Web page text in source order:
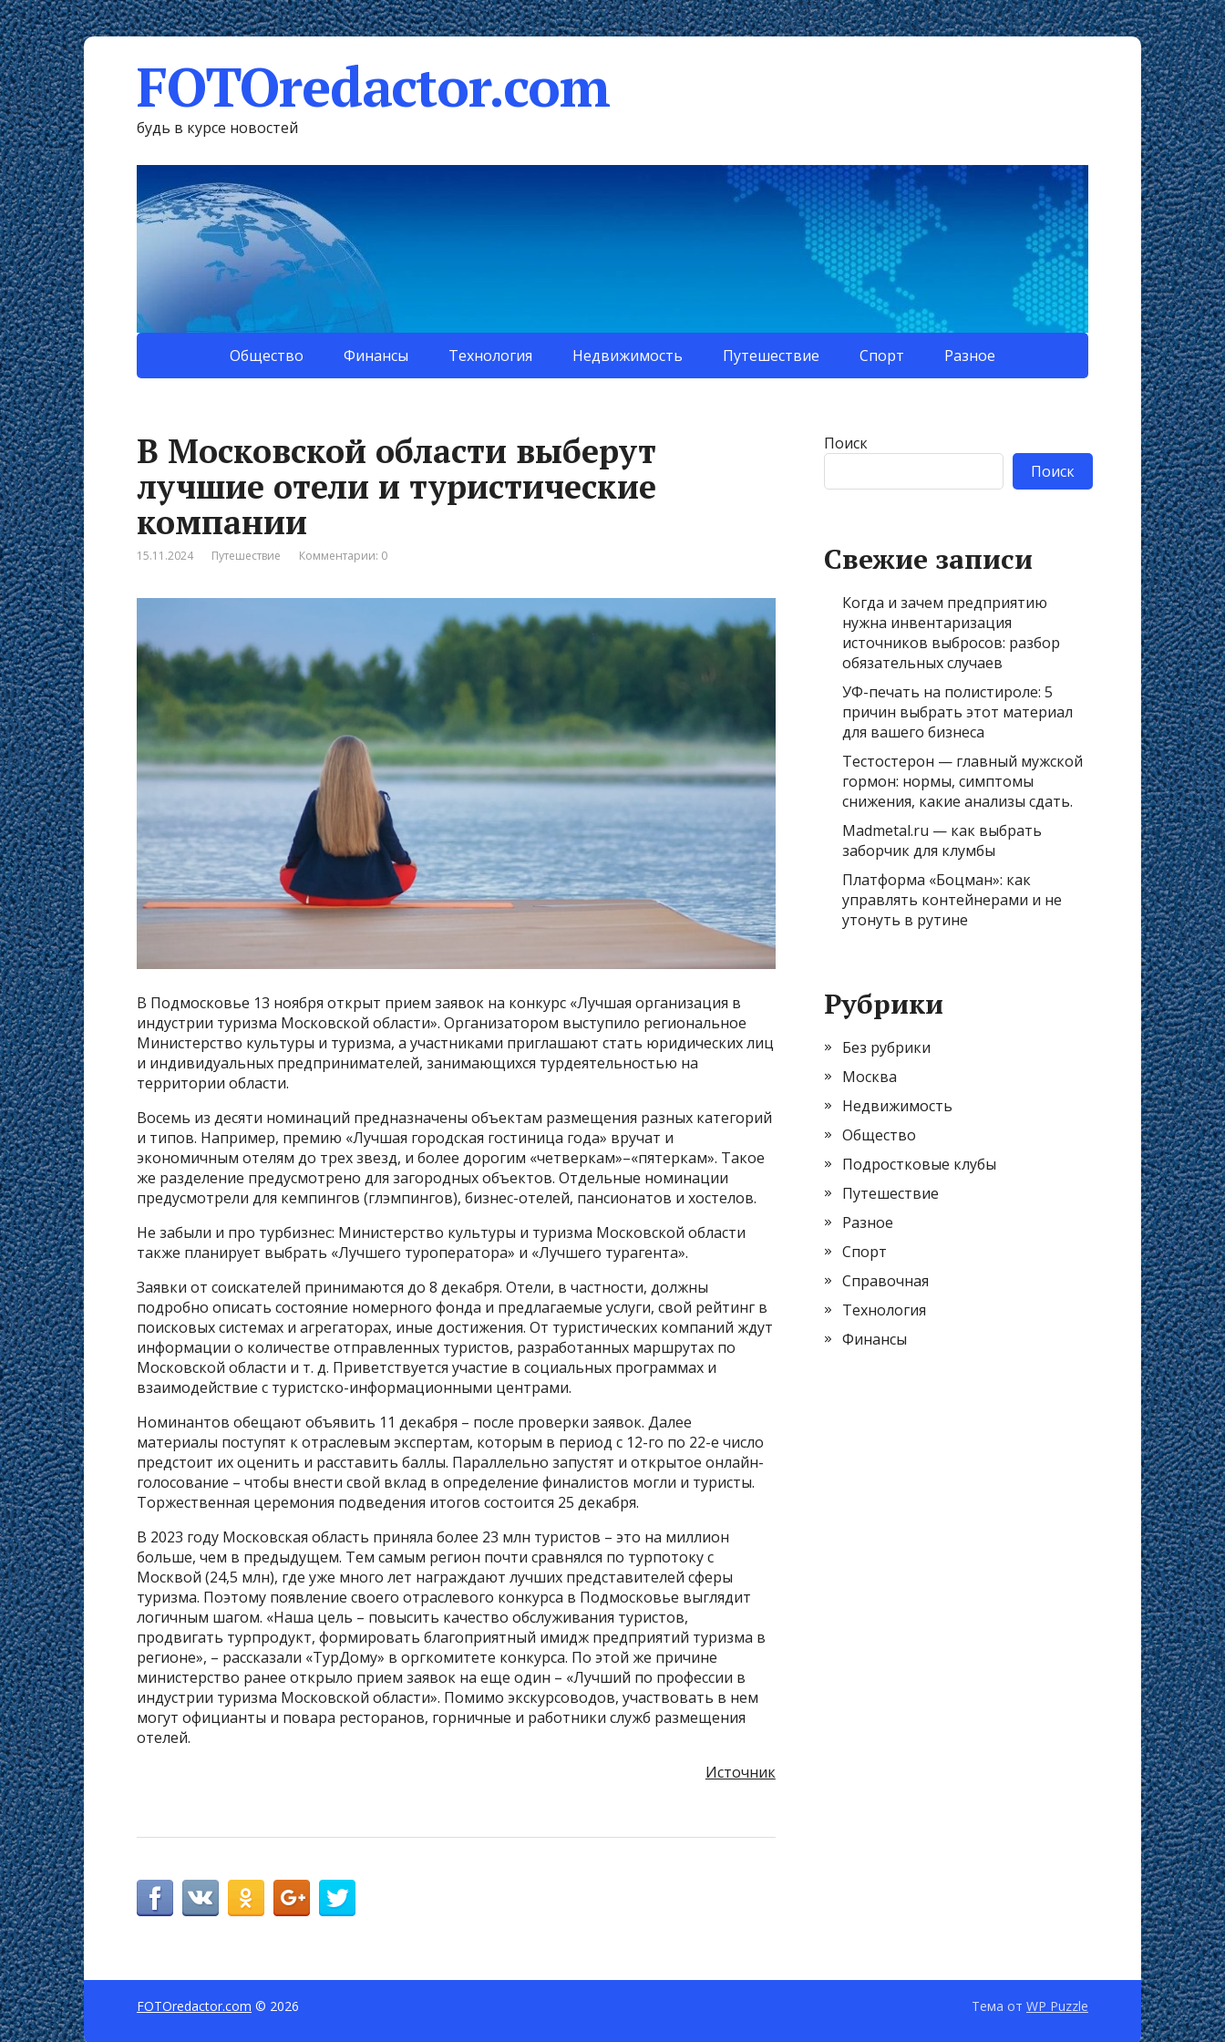
FOTOredactor.com
будь в курсе новостей
Общество Финансы Технология Недвижимость Путешествие Спорт Разное
В Московской области выберут
лучшие отели и туристические
компании
15.11.2024 Путешествие Комментарии: 0
В Подмосковье 13 ноября открыт прием заявок на конкурс «Лучшая организация в
индустрии туризма Московской области». Организатором выступило региональное
Министерство культуры и туризма, а участниками приглашают стать юридических лиц
и индивидуальных предпринимателей, занимающихся турдеятельностью на
территории области.
Восемь из десяти номинаций предназначены объектам размещения разных категорий
и типов. Например, премию «Лучшая городская гостиница года» вручат и
экономичным отелям до трех звезд, и более дорогим «четверкам»–«пятеркам». Такое
же разделение предусмотрено для загородных объектов. Отдельные номинации
предусмотрели для кемпингов (глэмпингов), бизнес-отелей, пансионатов и хостелов.
Не забыли и про турбизнес: Министерство культуры и туризма Московской области
также планирует выбрать «Лучшего туроператора» и «Лучшего турагента».
Заявки от соискателей принимаются до 8 декабря. Отели, в частности, должны
подробно описать состояние номерного фонда и предлагаемые услуги, свой рейтинг в
поисковых системах и агрегаторах, иные достижения. От туристических компаний ждут
информации о количестве отправленных туристов, разработанных маршрутах по
Московской области и т. д. Приветствуется участие в социальных программах и
взаимодействие с туристско-информационными центрами.
Номинантов обещают объявить 11 декабря – после проверки заявок. Далее
материалы поступят к отраслевым экспертам, которым в период с 12-го по 22-е число
предстоит их оценить и расставить баллы. Параллельно запустят и открытое онлайн-
голосование – чтобы внести свой вклад в определение финалистов могли и туристы.
Торжественная церемония подведения итогов состоится 25 декабря.
В 2023 году Московская область приняла более 23 млн туристов – это на миллион
больше, чем в предыдущем. Тем самым регион почти сравнялся по турпотоку с
Москвой (24,5 млн), где уже много лет награждают лучших представителей сферы
туризма. Поэтому появление своего отраслевого конкурса в Подмосковье выглядит
логичным шагом. «Наша цель – повысить качество обслуживания туристов,
продвигать турпродукт, формировать благоприятный имидж предприятий туризма в
регионе», – рассказали «ТурДому» в оргкомитете конкурса. По этой же причине
министерство ранее открыло прием заявок на еще один – «Лучший по профессии в
индустрии туризма Московской области». Помимо экскурсоводов, участвовать в нем
могут официанты и повара ресторанов, горничные и работники служб размещения
отелей.
Источник
Поиск
Поиск
Свежие записи
Когда и зачем предприятию
нужна инвентаризация
источников выбросов: разбор
обязательных случаев
УФ-печать на полистироле: 5
причин выбрать этот материал
для вашего бизнеса
Тестостерон — главный мужской
гормон: нормы, симптомы
снижения, какие анализы сдать.
Madmetal.ru — как выбрать
заборчик для клумбы
Платформа «Боцман»: как
управлять контейнерами и не
утонуть в рутине
Рубрики
Без рубрики
Москва
Недвижимость
Общество
Подростковые клубы
Путешествие
Разное
Спорт
Справочная
Технология
Финансы
FOTOredactor.com © 2026 Тема от WP Puzzle